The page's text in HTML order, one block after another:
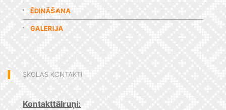
ĒDINĀŠANA
GALERIJA
SKOLAS KONTAKTI
Kontakttālruņi: